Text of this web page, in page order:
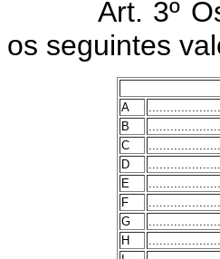
Art. 3º
os seguintes
A
B
C
D
E
F
G
H